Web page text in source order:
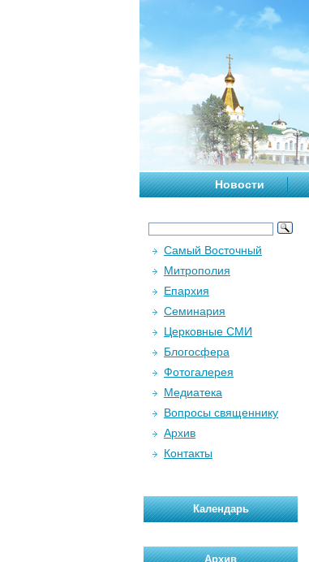
Новости
Самый Восточный
Митрополия
Епархия
Семинария
Церковные СМИ
Блогосфера
Фотогалерея
Медиатека
Вопросы священнику
Архив
Контакты
Календарь
Архив